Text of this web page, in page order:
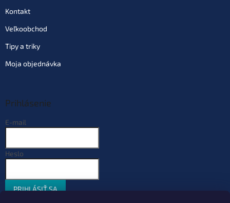
Kontakt
Veľkoobchod
Tipy a triky
Moja objednávka
Prihlásenie
E-mail
Heslo
PRIHLÁSIŤ SA